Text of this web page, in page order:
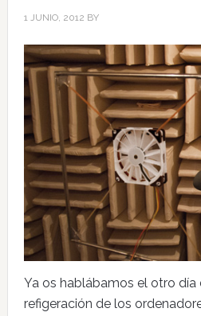
1 JUNIO, 2012 BY
Ya os hablábamos el otro
refigeración de los